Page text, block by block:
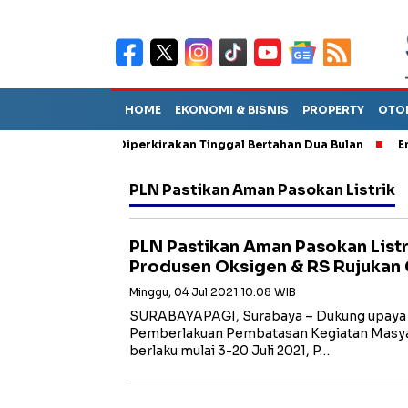
HOME EKONOMI & BISNIS PROPERTY
Sebut TPA Diperkirakan Tinggal Bertahan Dua Bulan
PLN Pastikan Aman Pasokan Listrik
PLN Pastikan Aman Pasokan
Produsen Oksigen & RS Rujukan
Minggu, 04 Jul 2021 10:08 WIB
SURABAYAPAGI, Surabaya – Dukung
Pemberlakuan Pembatasan Kegiatan
berlaku mulai 3-20 Juli 2021, P…